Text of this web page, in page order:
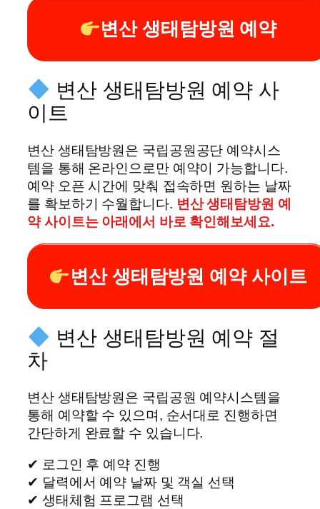
변산 생태탐방원 예약
변산 생태탐방원 예약 사
이트
변산 생태탐방원은 국립공원공단 예약시스
템을 통해 온라인으로만 예약이 가능합니다.
예약 오픈 시간에 맞춰 접속하면 원하는 날짜
를 확보하기 수월합니다. 변산 생태탐방원 예
약 사이트는 아래에서 바로 확인해보세요.
변산 생태탐방원 예약 사이트
변산 생태탐방원 예약 절
차
변산 생태탐방원은 국립공원 예약시스템을
통해 예약할 수 있으며, 순서대로 진행하면
간단하게 완료할 수 있습니다.
✔ 로그인 후 예약 진행
✔ 달력에서 예약 날짜 및 객실 선택
✔ 생태체험 프로그램 선택